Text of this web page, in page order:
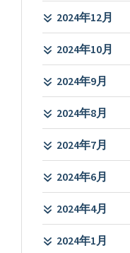
2024年12月
2024年10月
2024年9月
2024年8月
2024年7月
2024年6月
2024年4月
2024年1月